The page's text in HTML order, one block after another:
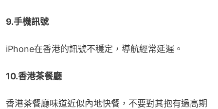
9.手機訊號
iPhone在香港的訊號不穩定，導航經常延遲。
10.香港茶餐廳
香港茶餐廳味道近似內地快餐，不要對其抱有過高期